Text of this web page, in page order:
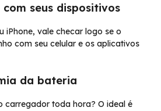
seus dispositivos
iPhone, vale checar logo se o
com seu celular e os aplicativos
da bateria
carregador toda hora? O ideal é